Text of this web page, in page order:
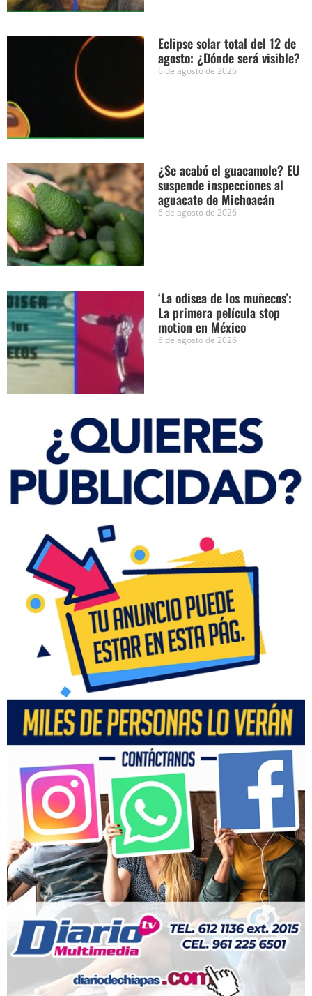
Eclipse solar total del 12 de
agosto: ¿Dónde será visible?
6 de agosto de 2026
¿Se acabó el guacamole? EU
suspende inspecciones al
aguacate de Michoacán
6 de agosto de 2026
‘La odisea de los muñecos’:
La primera película stop
motion en México
6 de agosto de 2026